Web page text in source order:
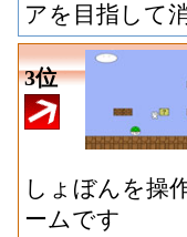
アを目指して
3位
しょぼんを操
ームです